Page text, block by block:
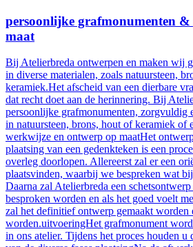
persoonlijke grafmonumenten &
maat
Bij Atelierbreda ontwerpen en maken wij
in diverse materialen, zoals natuursteen,
keramiek.Het afscheid van een dierbare
dat recht doet aan de herinnering. Bij
persoonlijke grafmonumenten, zorgvuldig
in natuursteen, brons, hout of keramiek of
werkwijze en ontwerp op maatHet
plaatsing van een gedenkteken is een
overleg doorlopen. Allereerst zal er een
plaatsvinden, waarbij we bespreken wat
Daarna zal Atelierbreda een
besproken worden en als het goed voelt
zal het definitief ontwerp gemaakt worden
worden.uitvoeringHet grafmonument
in ons atelier. Tijdens het proces houden u